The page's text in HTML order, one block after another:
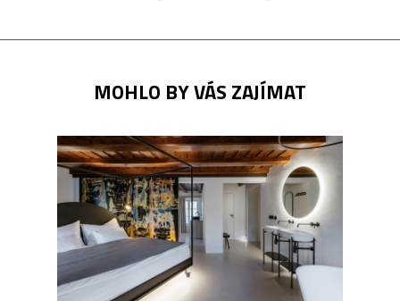
MOHLO BY VÁS ZAJÍMAT